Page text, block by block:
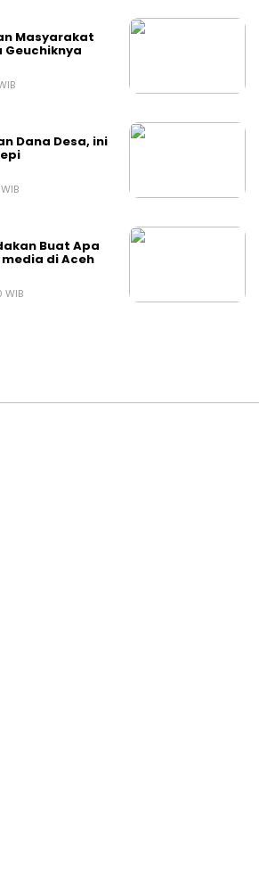
Masyarakat
Geuchiknya
Dana Desa, ini
Buat Apa
media di Aceh
WIB